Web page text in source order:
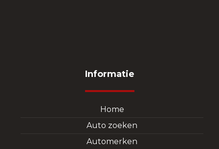
Informatie
Home
Auto zoeken
Automerken